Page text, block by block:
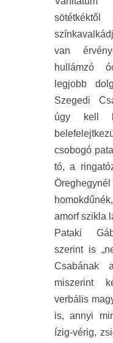
van
hullámzó
legjobb
Szegedi
úgy kell
csobogó
tó, a
amorf szikla
Pataki
szerint is
Csabának
miszerint
verbális
is, annyi
ízig-vérig,